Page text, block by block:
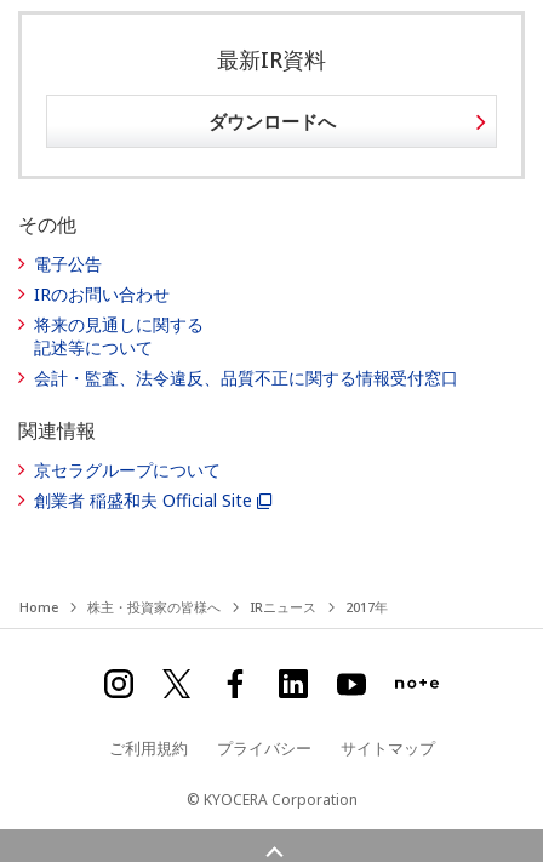
最新IR資料
ダウンロードへ
その他
電子公告
IRのお問い合わせ
将来の見通しに関する
記述等について
会計・監査、法令違反、品質不正に関する情報受付窓口
関連情報
京セラグループについて
創業者 稲盛和夫 Official Site
Home 株主・投資家の皆様へ IRニュース 2017年
ご利用規約 プライバシー サイトマップ
© KYOCERA Corporation